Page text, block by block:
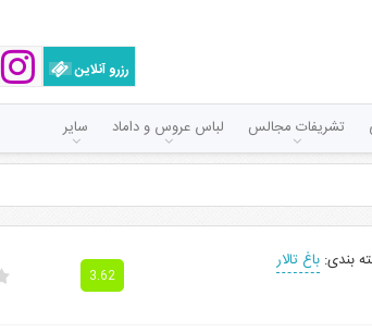
رزرو آنلاین
تشریفات مجالس لباس عروس و داماد سایر
بندی: باغ تالار
3.62